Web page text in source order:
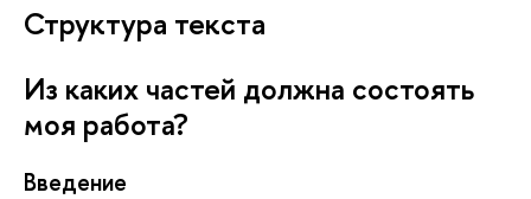
Структура текста
Из каких частей должна состоять
моя работа?
Введение